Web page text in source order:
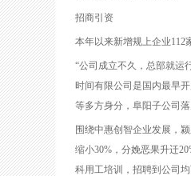
招商引资
本年以来新增规上企业112
“公司成立不久，总部就运
时间有限公司是国内最早
等多方身分，阜阳子公司
围绕中惠创智企业发展，
缩小30%，分娩恶果升迁
科用工培训，招聘到公司